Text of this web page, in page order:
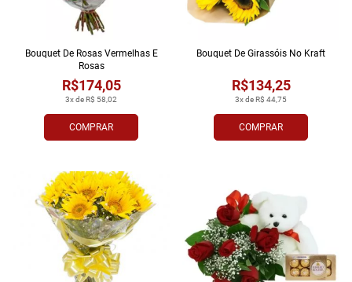
COMPRAR
3x de R$ 58,02
R$174,05
Bouquet De Rosas Vermelhas E
Rosas
COMPRAR
3x de R$ 44,75
R$134,25
Bouquet De Girassóis No Kraft